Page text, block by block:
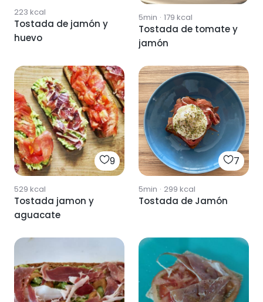
223 kcal
Tostada de jamón y
huevo
5min · 179 kcal
Tostada de tomate y
jamón
9
529 kcal
Tostada jamon y
aguacate
7
5min · 299 kcal
Tostada de Jamón